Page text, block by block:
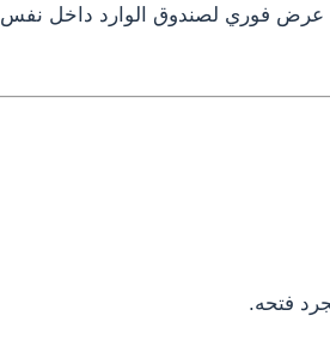
عرض فوري لصندوق الوارد داخل نفس
فتحه.